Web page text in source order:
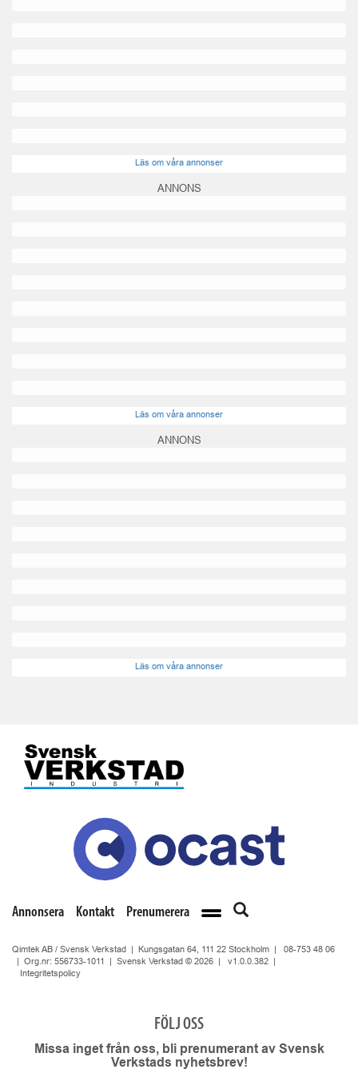
Läs om våra annonser
ANNONS
Läs om våra annonser
ANNONS
Läs om våra annonser
Annonsera Kontakt Prenumerera
Qimtek AB / Svensk Verkstad | Kungsgatan 64, 111 22 Stockholm | 08-753 48 06
| Org.nr: 556733-1011 | Svensk Verkstad © 2026 | v1.0.0.382
Integritetspolicy
FÖLJ OSS
Missa inget från oss, bli prenumerant av Svensk
Verkstads nyhetsbrev!